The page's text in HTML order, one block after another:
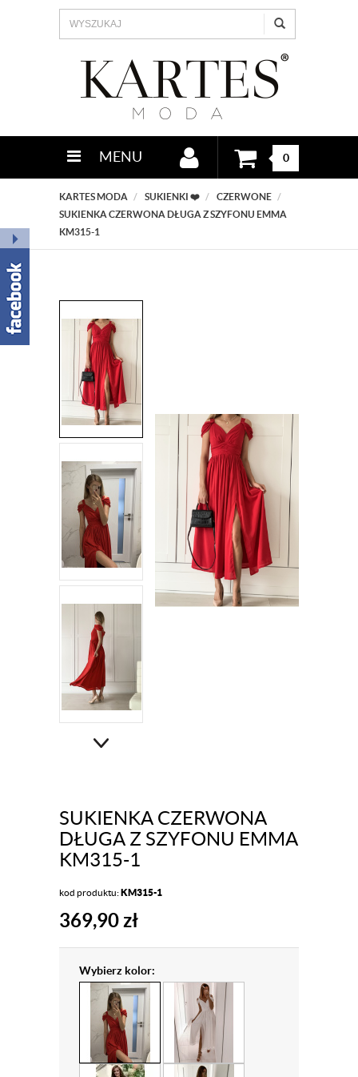
MENU 0
KARTES MODA SUKIENKI ❤️
CZERWONE
SUKIENKA CZERWONA DŁUGA Z SZYFONU EMMA
KM315-1
SUKIENKA CZERWONA
DŁUGA Z SZYFONU EMMA
KM315-1
kod produktu:KM315-1
369,90zł
Wybierz kolor: